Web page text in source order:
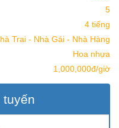
5
4 tiếng
Trai - Nhà Gái - Nhà Hàng
Hoa nhựa
1,000,000đ/giờ